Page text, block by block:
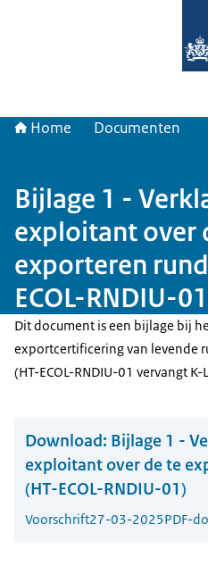
Home Documenten
Bijlage 1 -
exploitant over
exporteren
ECOL-RNDIU-
Dit document is een bijlage bij
exportcertificering van levende
(HT-ECOL-RNDIU-01 vervangt K-
Download: Bijlage 1 -
exploitant over de te
(HT-ECOL-RNDIU-01)
Voorschrift27-03-2025PDF-